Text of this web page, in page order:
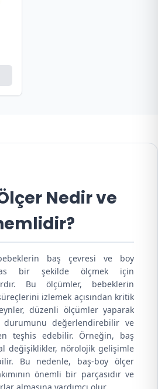
Nedir ve
baş çevresi ve boy
bir şekilde ölçmek için
Bu ölçümler, bebeklerin
izlemek açısından kritik
düzenli ölçümler yaparak
durumunu değerlendirebilir ve
teşhis edebilir. Örneğin, baş
değişiklikler, nörolojik gelişimle
Bu nedenle, baş-boy ölçer
önemli bir parçasıdır ve